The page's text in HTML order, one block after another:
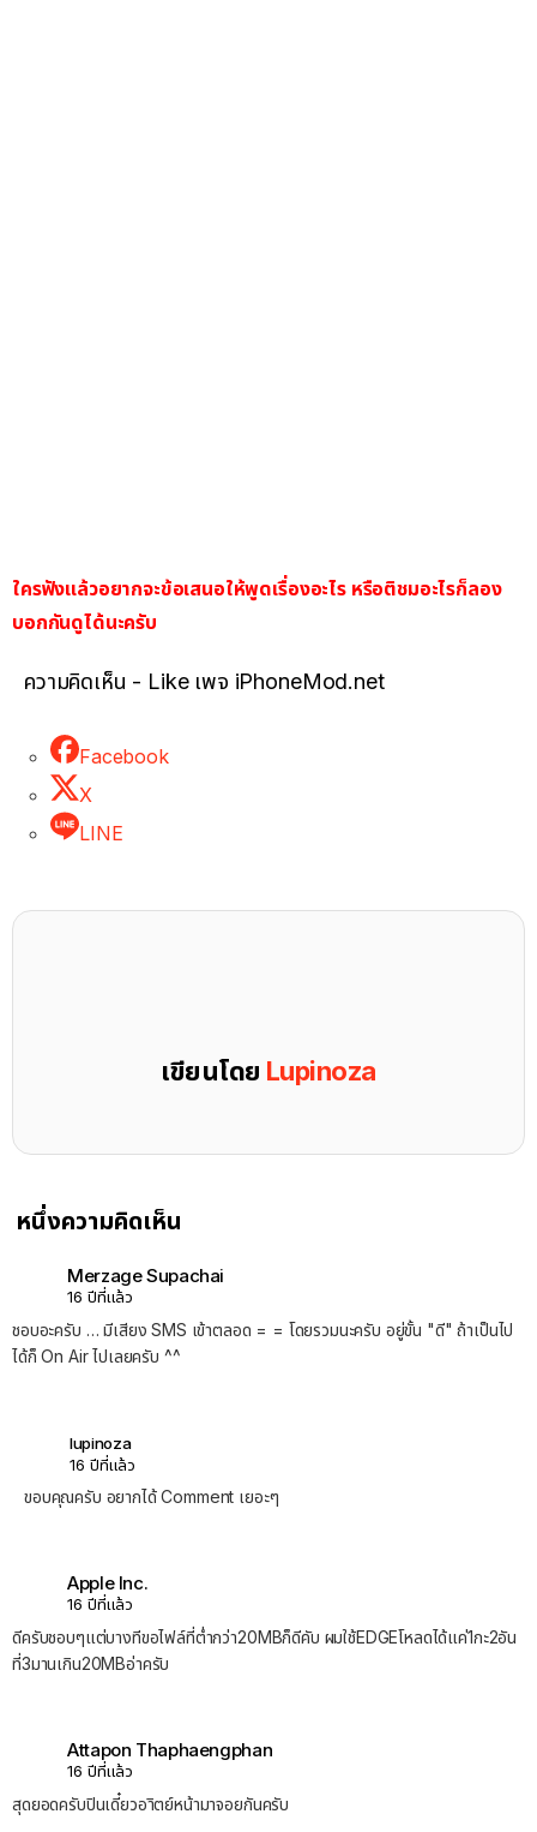
ใครฟังแล้วอยากจะข้อเสนอให้พูดเรื่องอะไร หรือติชมอะไรก็ลอง
บอกกันดูได้นะครับ
ความคิดเห็น - Like เพจ iPhoneMod.net
Facebook
X
LINE
เขียนโดย Lupinoza
หนึ่งความคิดเห็น
Merzage Supachai
16 ปีที่แล้ว
ชอบอะครับ … มีเสียง SMS เข้าตลอด = = โดยรวมนะครับ อยู่ขั้น "ดี" ถ้าเป็นไป
ได้ก็ On Air ไปเลยครับ ^^
lupinoza
16 ปีที่แล้ว
ขอบคุณครับ อยากได้ Comment เยอะๆ
Apple Inc.
16 ปีที่แล้ว
ดีครับชอบๆแต่บางทีขอไฟล์ที่ตํ่ากว่า20MBก็ดีคับ ผมใช้EDGEโหลดได้แค่1กะ2อัน
ที่3มานเกิน20MBอ่าครับ
Attapon Thaphaengphan
16 ปีที่แล้ว
สุดยอดครับปินเดี๋ยวอาิตย์หน้ามาจอยกันครับ